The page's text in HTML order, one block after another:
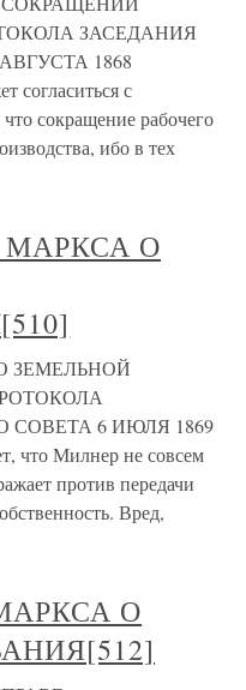
ЗАСЕДАНИЯ
1868
согласиться с
сокращение рабочего
ибо в тех
МАРКСА О
ЗЕМЕЛЬНОЙ
СОВЕТА 6 ИЮЛЯ 1869
что Милнер не совсем
против передачи
Вред,
О